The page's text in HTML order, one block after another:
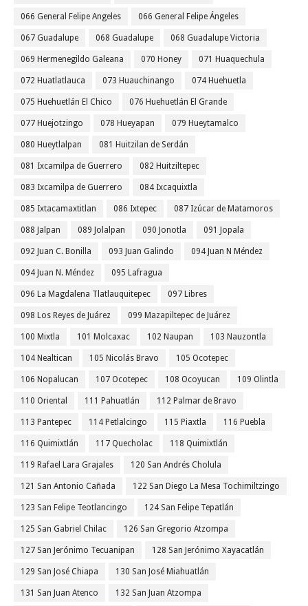
066 General Felipe Angeles 066 General Felipe Ángeles
067 Guadalupe 068 Guadalupe 068 Guadalupe Victoria
069 Hermenegildo Galeana 070 Honey 071 Huaquechula
072 Huatlatlauca 073 Huauchinango 074 Huehuetla
075 Huehuetlán El Chico 076 Huehuetlán El Grande
077 Huejotzingo 078 Hueyapan 079 Hueytamalco
080 Hueytlalpan 081 Huitzilan de Serdán
081 Ixcamilpa de Guerrero 082 Huitziltepec
083 Ixcamilpa de Guerrero 084 Ixcaquixtla
085 Ixtacamaxtitlan 086 Ixtepec 087 Izúcar de Matamoros
088 Jalpan 089 Jolalpan 090 Jonotla 091 Jopala
092 Juan C. Bonilla 093 Juan Galindo 094 Juan N Méndez
094 Juan N. Méndez 095 Lafragua
096 La Magdalena Tlatlauquitepec 097 Libres
098 Los Reyes de Juárez 099 Mazapiltepec de Juárez
100 Mixtla 101 Molcaxac 102 Naupan 103 Nauzontla
104 Nealtican 105 Nicolás Bravo 105 Ocotepec
106 Nopalucan 107 Ocotepec 108 Ocoyucan 109 Olintla
110 Oriental 111 Pahuatlán 112 Palmar de Bravo
113 Pantepec 114 Petlalcingo 115 Piaxtla 116 Puebla
116 Quimixtlán 117 Quecholac 118 Quimixtlán
119 Rafael Lara Grajales 120 San Andrés Cholula
121 San Antonio Cañada 122 San Diego La Mesa Tochimiltzingo
123 San Felipe Teotlancingo 124 San Felipe Tepatlán
125 San Gabriel Chilac 126 San Gregorio Atzompa
127 San Jerónimo Tecuanipan 128 San Jerónimo Xayacatlán
129 San José Chiapa 130 San José Miahuatlán
131 San Juan Atenco 132 San Juan Atzompa